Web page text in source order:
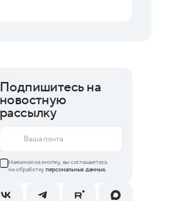
Подпишитесь на
новостную
рассылку
Нажимая на кнопку, вы соглашаетесь
на обработку персональных данных.